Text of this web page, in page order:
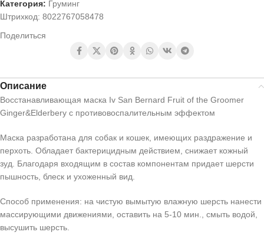
Категория: Груминг
Штрихкод: 8022767058478
Поделиться
Описание
Восстанавливающая маска Iv San Bernard Fruit of the Groomer
Ginger&Elderbery с противовоспалительным эффектом
Маска разработана для собак и кошек, имеющих раздражение и
перхоть. Обладает бактерицидным действием, снижает кожный
зуд. Благодаря входящим в состав компонентам придает шерсти
пышность, блеск и ухоженный вид.
Способ применения: на чистую вымытую влажную шерсть нанести
массирующими движениями, оставить на 5-10 мин., смыть водой,
высушить шерсть.